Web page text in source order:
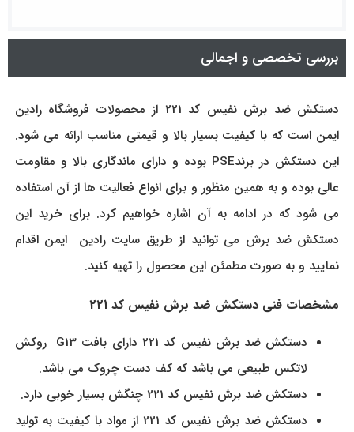
بررسی تخصصی و اجمالی
دستکش ضد برش نفیس کد 221 از محصولات فروشگاه رادین
ایمن است که با کیفیت بسیار بالا و قیمتی مناسب ارائه می شود.
این دستکش در برندPSE بوده و دارای ماندگاری بالا و مقاومت
عالی بوده و به همین منظور و برای انواع فعالیت ها از آن استفاده
می شود که در ادامه به آن اشاره خواهیم کرد. برای خرید این
دستکش ضد برش می توانید از طریق سایت رادین ایمن اقدام
نمایید و به صورت مطمئن این محصول را تهیه کنید.
مشخصات فنی دستکش ضد برش نفیس کد 221
دستکش ضد برش نفیس کد 221 دارای بافت G13 روکش
لاتکس طبيعی می باشد که کف دست چروک می باشد.
دستکش ضد برش نفیس کد 221 چنگش بسیار خوبی دارد.
دستکش ضد برش نفیس کد 221 از مواد با کيفيت به تولید